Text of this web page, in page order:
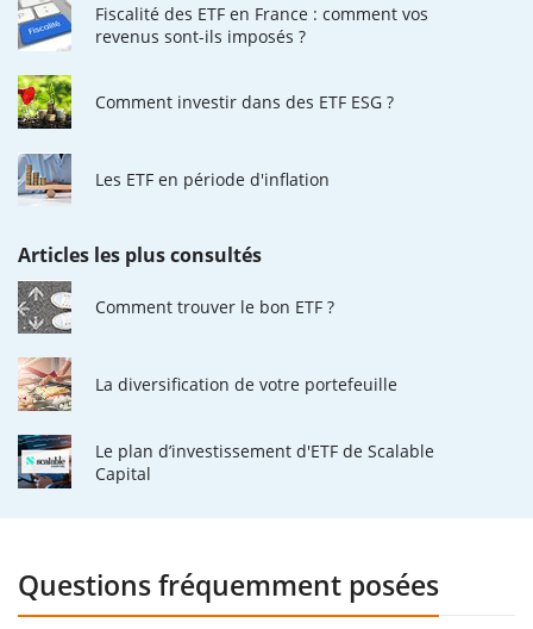
Fiscalité des ETF en France : comment vos
revenus sont-ils imposés ?
Comment investir dans des ETF ESG ?
Les ETF en période d'inflation
Articles les plus consultés
Comment trouver le bon ETF ?
La diversification de votre portefeuille
Le plan d’investissement d'ETF de Scalable
Capital
Questions fréquemment posées